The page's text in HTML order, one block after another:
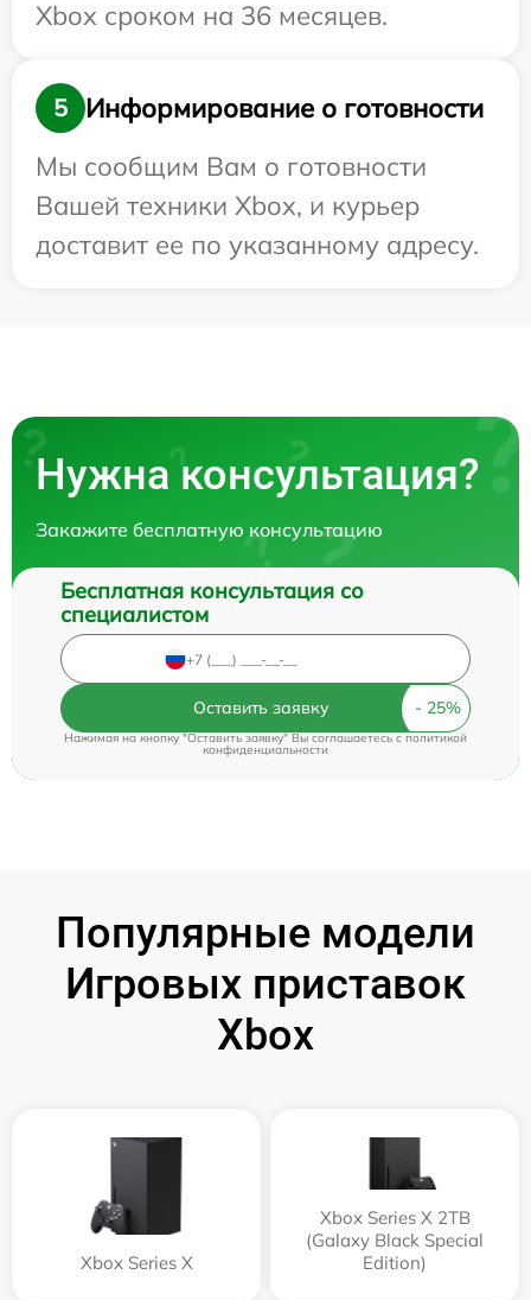
Xbox сроком на 36 месяцев.
5
Информирование о готовности
Мы сообщим Вам о готовности
Вашей техники Xbox, и курьер
доставит ее по указанному адресу.
Нужна консультация?
Закажите бесплатную консультацию
Бесплатная консультация со
специалистом
Оставить заявку
Нажимая на кнопку "Оставить заявку" Вы соглашаетесь c политикой
конфиденциальности
Популярные модели
Игровых приставок
Xbox
Xbox Series X
Xbox Series X 2TB
(Galaxy Black Special
Edition)